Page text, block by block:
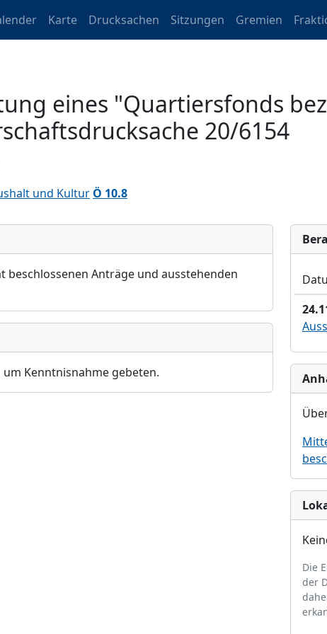
Karte Drucksachen Sitzungen Gremien
eines "Quartiersfonds
20/6154
und Kultur Ö 10.8
beschlossenen Anträge und ausstehenden
Kenntnisnahme gebeten.
Die
der